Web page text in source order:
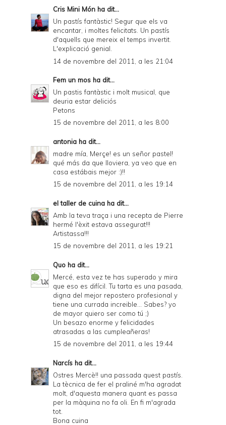
Cris Mini Món ha dit...
Un pastís fantàstic! Segur que els va
encantar, i moltes felicitats. Un pastís
d'aquells que mereix el temps invertit.
L'explicació genial.
14 de novembre del 2011, a les 21:04
Fem un mos ha dit...
Un pastis fantàstic i molt musical, que
deuria estar deliciós
Petons
15 de novembre del 2011, a les 8:00
antonia ha dit...
madre mía, Merçe! es un señor pastel!
qué más da que lloviera, ya veo que en
casa estábais mejor :)!!
15 de novembre del 2011, a les 19:14
el taller de cuina ha dit...
Amb la teva traça i una recepta de Pierre
hermé l'èxit estava assegurat!!!
Artistassa!!!
15 de novembre del 2011, a les 19:21
Quo ha dit...
Mercé, esta vez te has superado y mira
que eso es difícil. Tu tarta es una pasada,
digna del mejor repostero profesional y
tiene una currada increible... Sabes? yo
de mayor quiero ser como tú ;)
Un besazo enorme y felicidades
atrasadas a las cumpleañeras!
15 de novembre del 2011, a les 19:44
Narcís ha dit...
Ostres Mercè!! una passada quest pastís.
La tècnica de fer el praliné m'ha agradat
molt, d'aquesta manera quant es passa
per la màquina no fa oli. En fi m'agrada
tot.
Bona cuina